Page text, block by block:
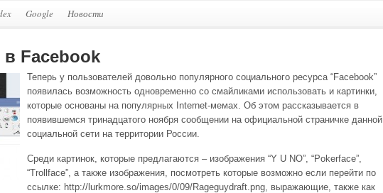
Google Новости
Facebook
Теперь у пользователей довольно популярного социального ресурса “Facebook”
появилась возможность одновременно со смайликами использовать и картинки,
которые основаны на популярных Internet-мемах. Об этом рассказывается в
появившемся тринадцатого ноября сообщении на официальной страничке данной
социальной сети на территории России.
Среди картинок, которые предлагаются – изображения “Y U NO”, “Pokerface”,
“Trollface”, а также изображения, посмотреть которые возможно если перейти по
ссылке: http://lurkmore.so/images/0/09/Rageguydraft.png, выражающие, также как